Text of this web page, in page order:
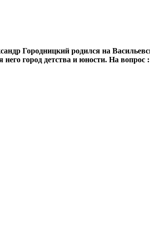
Городницкий родился на
город детства и юности. На вопрос :